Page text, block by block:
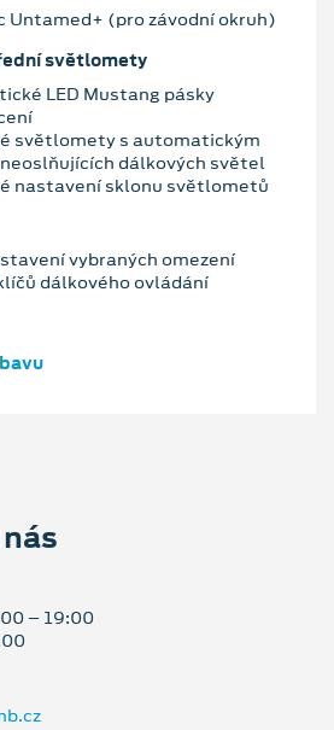
Untamed+ (pro závodní okruh)
světlomety
LED Mustang pásky
světlomety s automatickým
dálkových světel
nastavení sklonu světlometů
vybraných omezení
dálkového ovládání
– 19:00